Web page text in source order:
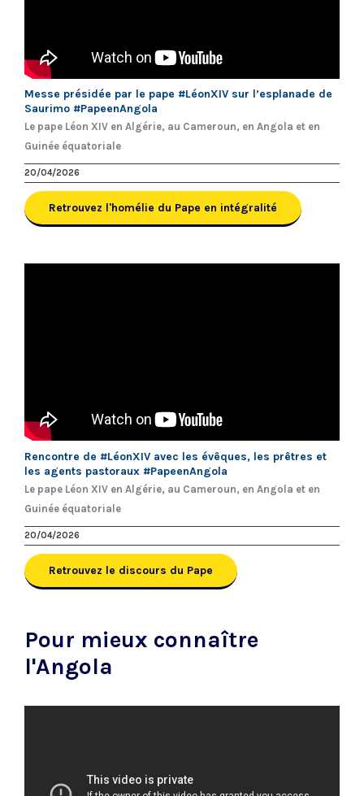
Messe présidée par le pape #LéonXIV sur l’esplanade de
Saurimo #PapeenAngola
Le pape Léon XIV en Algérie, au Cameroun, en Angola et en
Guinée équatoriale
20/04/2026
Retrouvez l'homélie du Pape en intégralité
Rencontre de #LéonXIV avec les évêques, les prêtres et
les agents pastoraux #PapeenAngola
Le pape Léon XIV en Algérie, au Cameroun, en Angola et en
Guinée équatoriale
20/04/2026
Retrouvez le discours du Pape
Pour mieux connaître
l'Angola